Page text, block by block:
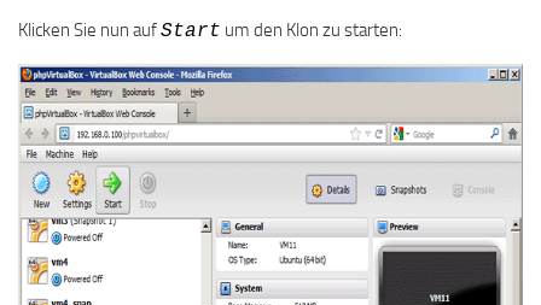
Klicken Sie nun aufStart um den Klon zu starten: